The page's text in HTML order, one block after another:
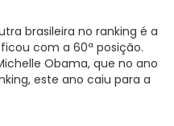
brasileira no ranking é a
com a 60ª posição.
Obama, que no ano
este ano caiu para a